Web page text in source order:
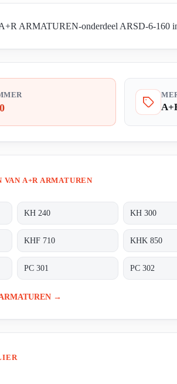
ARMATUREN-onderdeel ARSD-6-160
A+R ARMATUREN
KH 240 KH 300
KHF 710 KHK 850
PC 301 PC 302
→